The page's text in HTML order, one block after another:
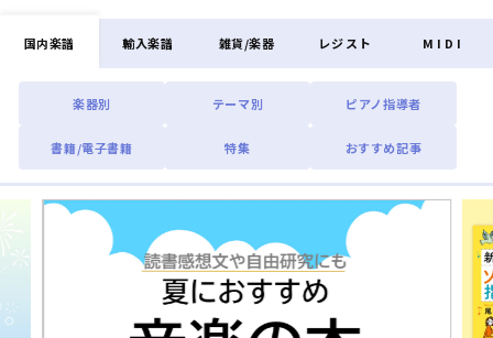
グ
イ
ン
国内楽譜
楽器別 テーマ別 ピアノ指導者
書籍/電子書籍 特集 おすすめ記事
輸入楽譜 雑貨/楽器 レジスト MIDI